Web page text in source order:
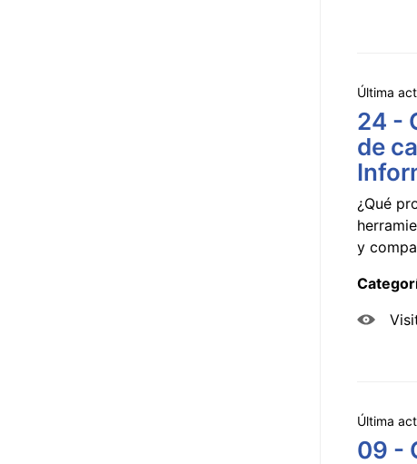
Última
24 -
de
¿Qué
y
Última
09 -